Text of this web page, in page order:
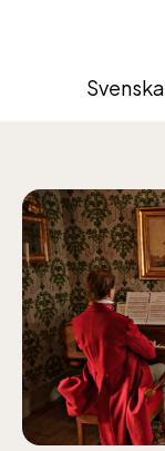
Svenska